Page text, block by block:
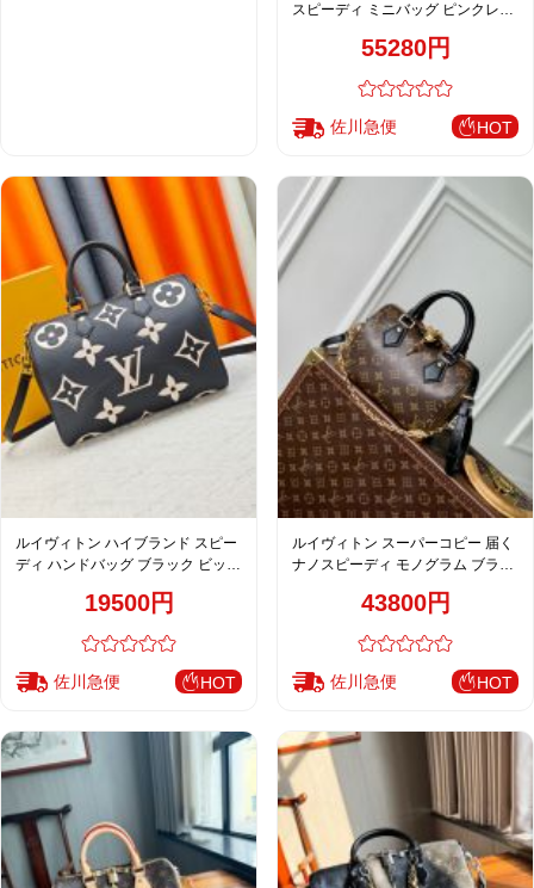
スピーディ ミニバッグ ピンクレザ
55280円
佐川急便 HOT
ルイヴィトン ハイブランド スピー
ディ ハンドバッグ ブラック ビッグ
19500円
佐川急便 HOT
ルイヴィトン スーパーコピー 届く
ナノスピーディ モノグラム ブラッ
ラウン 注目商品43800円
佐川急便 HOT